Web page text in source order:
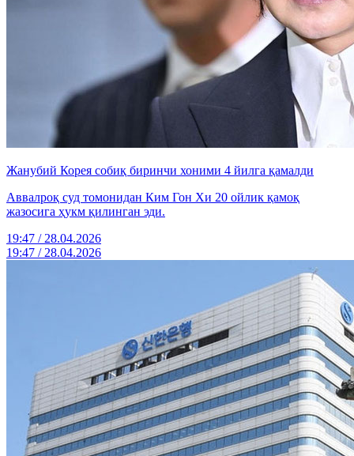
Жанубий Корея собиқ биринчи хоними 4 йилга қамалди
Аввалроқ суд томонидан Ким Гон Хи 20 ойлик қамоқ
жазосига ҳукм қилинган эди.
19:47 / 28.04.2026
19:47 / 28.04.2026